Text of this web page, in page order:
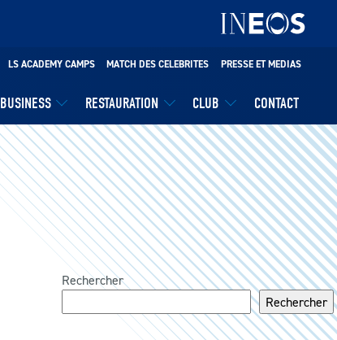
BUSINESS RESTAURATION CLUB CONTACT
LS ACADEMY CAMPS MATCH DES CELEBRITES PRESSE ET MEDIAS
Rechercher
Rechercher